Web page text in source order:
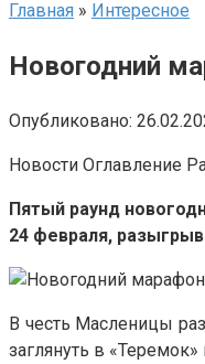
Главная » Интересное
Новогодний
Опубликовано:
Новости Оглавление
Пятый раунд
24 февраля,
В честь Масленицы
заглянуть в